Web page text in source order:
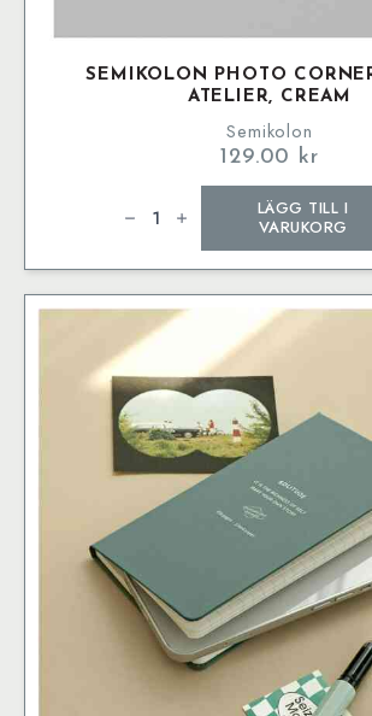
SEMIKOLON PHOTO
ATELIER, CREAM
Semikolon
129.00 kr
PHOTO
CORNERS
cream
mängd
LÄGG TILL I
VARUKORG